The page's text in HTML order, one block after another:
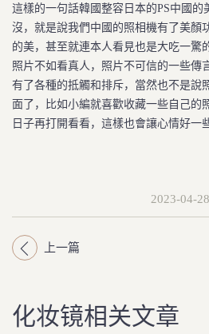
這樣的一句話韓國整容日本的PS中國的
沒，就是說我們中國的照相機有了美顏
的美，甚至就連本人看見也是大吃一驚
照片不如看真人，照片不可信的一些傳
有了各種的抵觸和排斥，當然也不是說
面了，比如小編就喜歡收藏一些自己的
日子再打開看看，這樣也會讓心情好一
2023-04-28
上一篇
化妆镜相关文章